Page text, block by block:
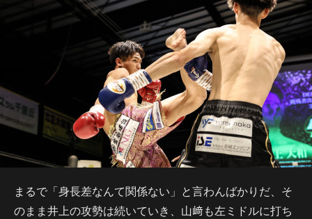
まるで「身長差なんて関係ない」と言わんばかりだ、そ
のまま井上の攻勢は続いていき、山﨑も左ミドルに打ち